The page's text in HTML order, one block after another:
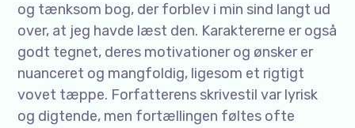
og tænksom bog, der forblev i min sind langt ud
over, at jeg havde læst den. Karaktererne er også
godt tegnet, deres motivationer og ønsker er
nuanceret og mangfoldig, ligesom et rigtigt
vovet tæppe. Forfatterens skrivestil var lyrisk
og digtende, men fortællingen føltes ofte